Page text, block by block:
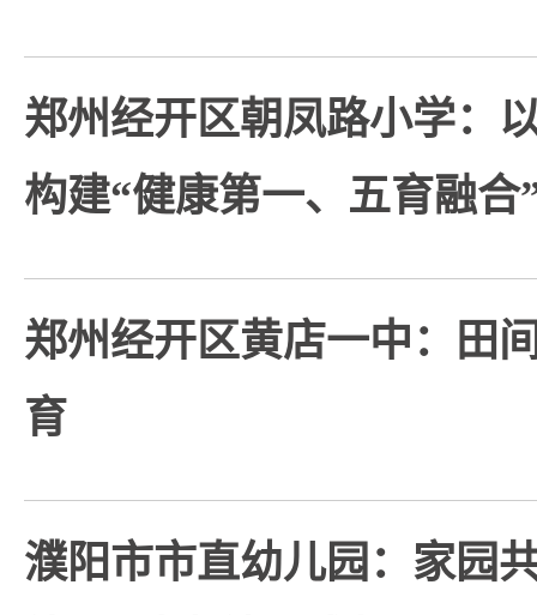
郑州经开区朝凤路小学：
构建“健康第一、五育融合
郑州经开区黄店一中：田
育
濮阳市市直幼儿园：家园